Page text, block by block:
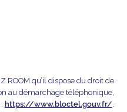
ROOM qu’il dispose du droit de
au démarchage téléphonique,
https://www.bloctel.gouv.fr/